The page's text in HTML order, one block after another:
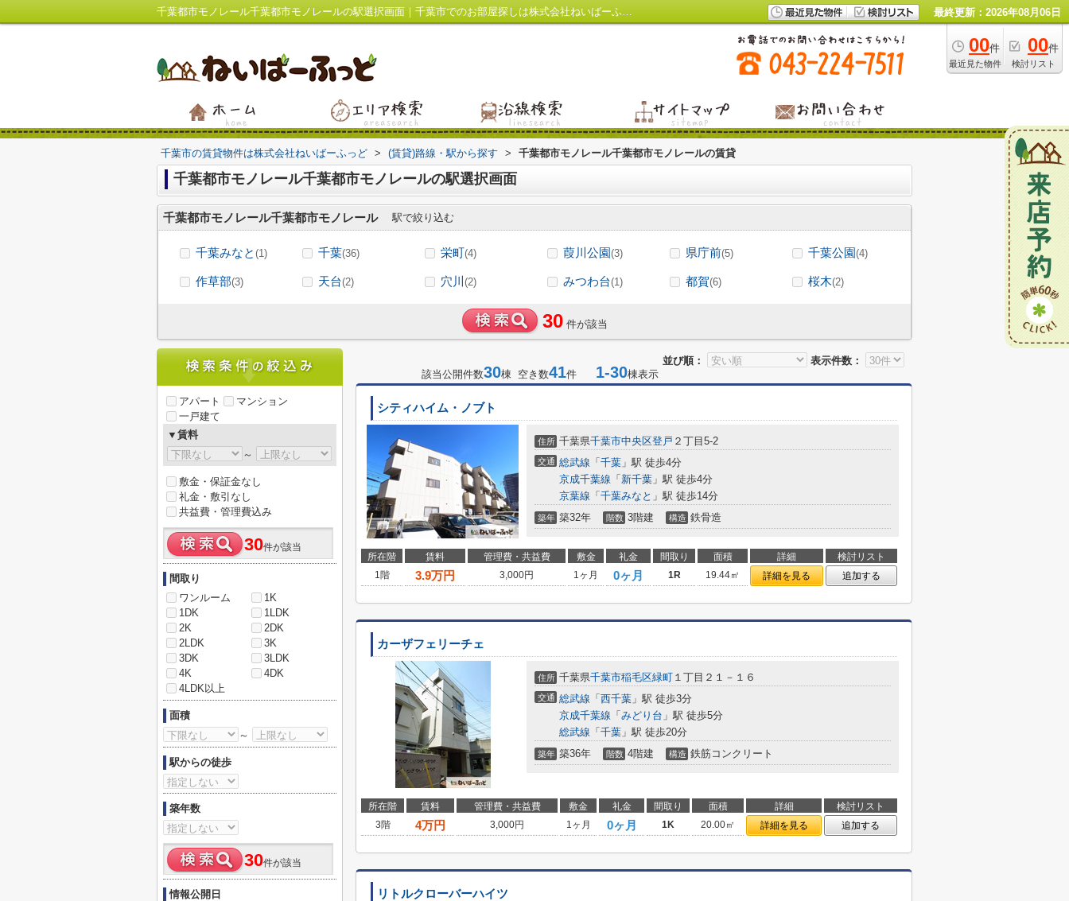
千葉都市モノレール千葉都市モノレールの駅選択画面｜千葉市でのお部屋探しは株式会社ねいばーふっど 最終更新：2026年08月06日
00件
最近見た物件
00件
検討リスト
千葉市の賃貸物件は株式会社ねいばーふっど > (賃貸)路線・駅から探す > 千葉都市モノレール千葉都市モノレールの賃貸
千葉都市モノレール千葉都市モノレールの駅選択画面
千葉都市モノレール千葉都市モノレール 駅で絞り込む
千葉みなと (1) 千葉(36) 栄町(4) 葭川公園(3) 県庁前(5) 千葉公園(4)
作草部(3) 天台(2) 穴川 (2) みつわ台(1) 都賀(6) 桜木(2)
30 件が該当
並び順：
表示件数：
該当公開件数30棟 空き数41件 1-30棟表示
シティハイム・ノブト
住所 千葉県千葉市中央区登戸 ２丁目5-2
交通 総武線 「 千葉 」駅 徒歩4分
京成千葉線 「 新千葉 」駅 徒歩4分
京葉線 「 千葉みなと 」駅 徒歩14分
築年 築32年 階数 3階建 構造 鉄骨造
所在階 賃料 管理費・共益費 敷金 礼金 間取り 面積 詳細
検討リスト
1階
3.9万円 3,000円 1ヶ月 0ヶ月 1R 19.44㎡ 詳細を見る 追加する
カーザフェリーチェ
住所 千葉県千葉市稲毛区緑町 １丁目２１－１６
交通 総武線 「 西千葉 」駅 徒歩3分
京成千葉線 「 みどり台 」駅 徒歩5分
総武線 「 千葉 」駅 徒歩20分
築年 築36年 階数 4階建 構造 鉄筋コンクリート
所在階 賃料 管理費・共益費 敷金 礼金 間取り 面積 詳細
検討リスト
3階
4万円 3,000円 1ヶ月 0ヶ月 1K 20.00㎡ 詳細を見る 追加する
リトルクローバーハイツ
アパート
マンション
一戸建て
▼賃料
～
敷金・保証金なし
礼金・敷引なし
共益費・管理費込み
30件が該当
間取り
ワンルーム
1K
1DK
1LDK
2K
2DK
2LDK
3K
3DK
3LDK
4K
4DK
4LDK以上
面積
～
駅からの徒歩
築年数
30件が該当
情報公開日